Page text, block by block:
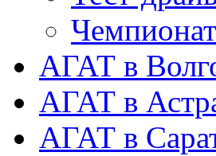
АГАТ в
АГАТ в
АГАТ в